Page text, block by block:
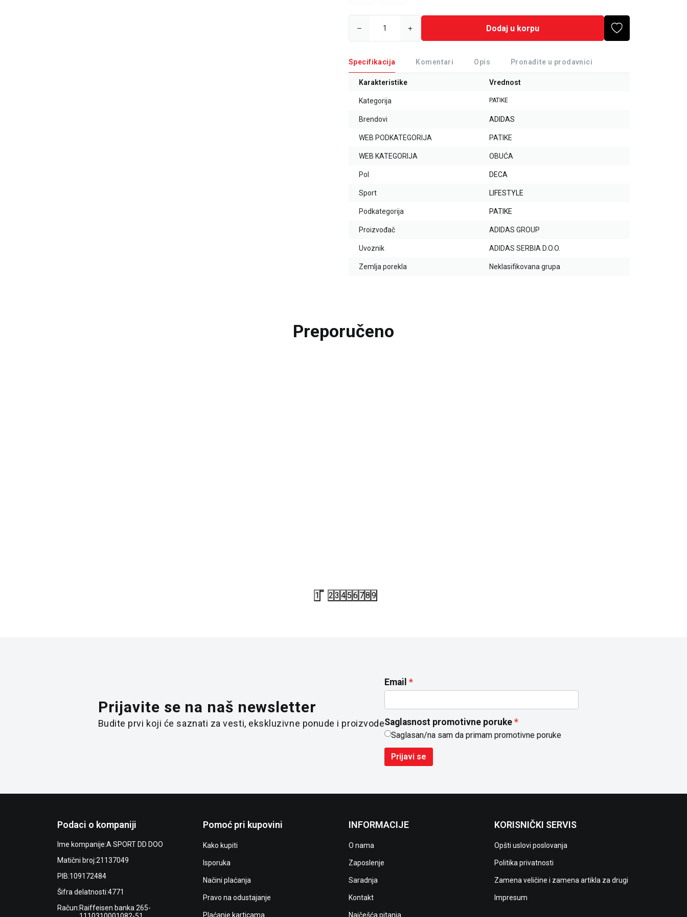
Dodaj u korpu
Specifikacija Komentari Opis Pronađite u prodavnici
Karakteristike Vrednost
Kategorija PATIKE
Brendovi ADIDAS
WEB PODKATEGORIJA PATIKE
WEB KATEGORIJA OBUĆA
Pol DECA
Sport LIFESTYLE
Podkategorija PATIKE
Proizvođač ADIDAS GROUP
Uvoznik ADIDAS SERBIA D.O.O.
Zemlja porekla Neklasifikovana grupa
Preporučeno
1 2 3 4 5 6 78 9
Prijavite se na naš newsletter
Budite prvi koji će saznati za vesti, ekskluzivne ponude i proizvode
Email
Saglasnost promotivne poruke
Saglasan/na sam da primam promotivne poruke
Prijavi se
Podaci o kompaniji
Ime kompanije:A SPORT DD DOO
Matični broj:21137049
PIB:109172484
Šifra delatnosti:4771
Račun:Raiffeisen banka 265-
Pomoć pri kupovini
Kako kupiti
Isporuka
Načini plaćanja
Pravo na odustajanje
Plaćanje karticama
INFORMACIJE
O nama
Zaposlenje
Saradnja
Kontakt
Najčešća pitanja
KORISNIČKI SERVIS
Opšti uslovi poslovanja
Politika privatnosti
Zamena veličine i zamena artikla za drugi
Impresum